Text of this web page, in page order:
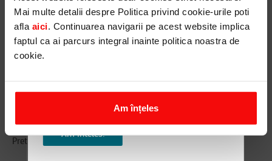
Mai multe detalii despre Politica privind cookie-urile poti
afla aici. Continuarea navigarii pe acest website implica
faptul ca ai parcurs integral inainte politica noastra de
cookie.
Am înțeles
Picamer ATLAS COPCO LH190E
Pret promo:
1,300 EUR
Iti recomandam sa fii foarte atent/a la
cererile pe care le poti primi pe e-mail, SMS,
WhatsApp, la apeluri si discutii pe chat, care
includ informatii sau cereri referitoare la
Pentru orice detalii, nu ezita sa ne
Am inteles!